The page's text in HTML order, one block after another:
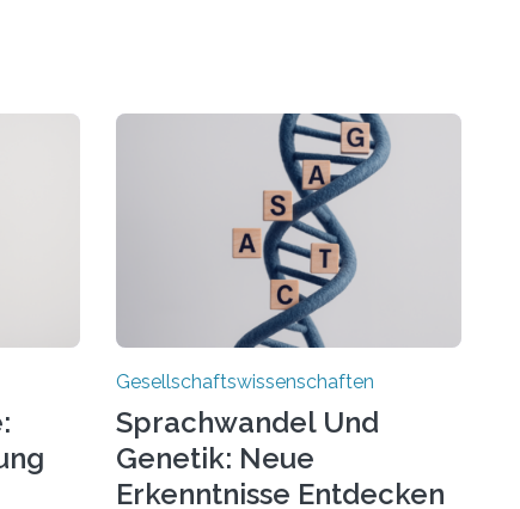
Gesellschaftswissenschaften
Sprachwandel Und
Genetik: Neue
Erkenntnisse Entdecken